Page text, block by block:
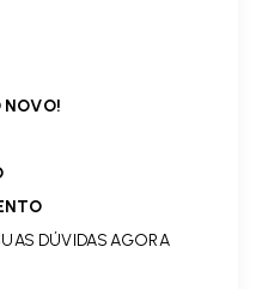
NOVO!
DÚVIDAS AGORA